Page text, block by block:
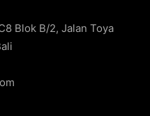
Blok B/2, Jalan Toya